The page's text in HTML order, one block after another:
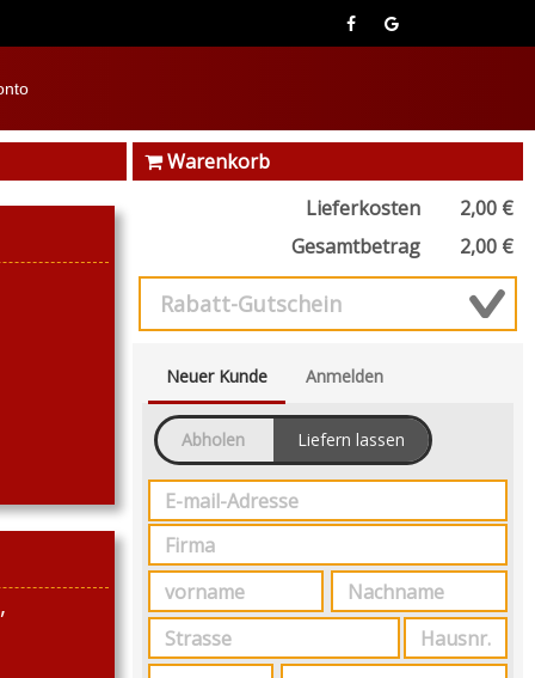
Warenkorb
Lieferkosten
2,00 €
Gesamtbetrag
2,00 €
Neuer Kunde Anmelden
Abholen Liefern lassen